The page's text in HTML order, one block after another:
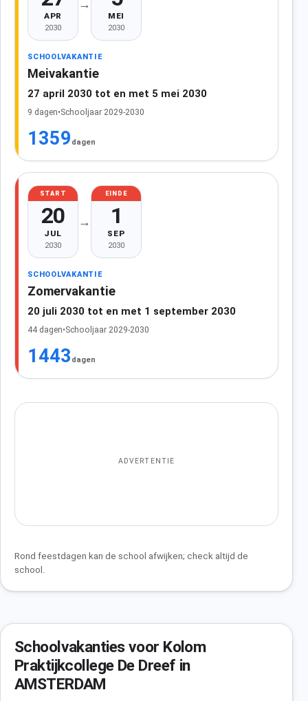
APR
2030
→
MEI
2030
SCHOOLVAKANTIE
Meivakantie
27 april 2030 tot en met 5 mei 2030
9 dagen•Schooljaar 2029-2030
1359 dagen
START
20
JUL
2030
→
EINDE
1
SEP
2030
SCHOOLVAKANTIE
Zomervakantie
20 juli 2030 tot en met 1 september 2030
44 dagen•Schooljaar 2029-2030
1443 dagen
ADVERTENTIE
Rond feestdagen kan de school afwijken; check altijd de
school.
Schoolvakanties voor Kolom
Praktijkcollege De Dreef in
AMSTERDAM